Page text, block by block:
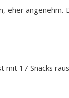
eher
mit 17 Snacks